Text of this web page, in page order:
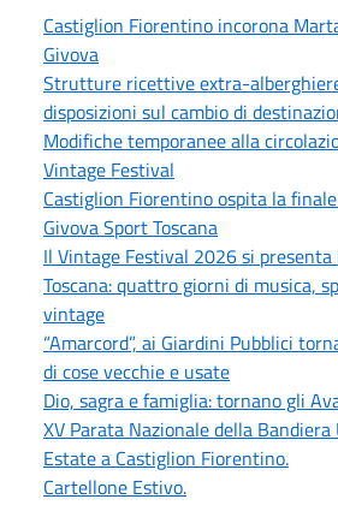
Castiglion Fiorentino incorona
Givova
Strutture ricettive extra-
disposizioni sul cambio di
Modifiche temporanee alla
Vintage Festival
Castiglion Fiorentino ospita la
Givova Sport Toscana
Il Vintage Festival 2026 si presenta
Toscana: quattro giorni di musica,
vintage
“Amarcord”, ai Giardini Pubblici
di cose vecchie e usate
Dio, sagra e famiglia: tornano gli
XV Parata Nazionale della
Estate a Castiglion Fiorentino.
Cartellone Estivo.